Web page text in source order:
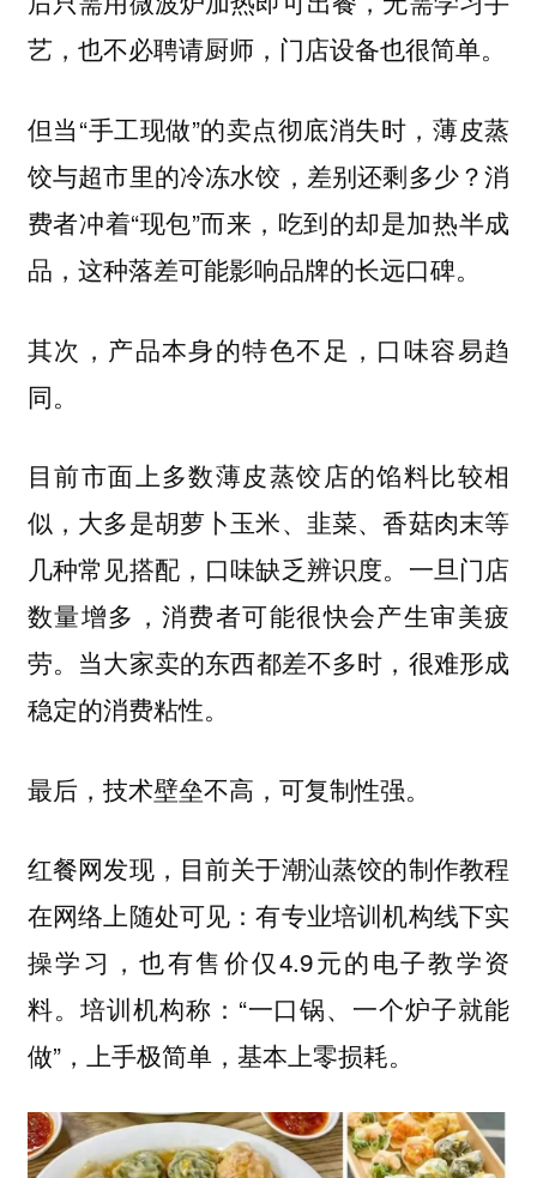
艺，也不必聘请厨师，门店设备也很简单。
但当“手工现做”的卖点彻底消失时，薄皮蒸
饺与超市里的冷冻水饺，差别还剩多少？消
费者冲着“现包”而来，吃到的却是加热半成
品，这种落差可能影响品牌的长远口碑。
其次，产品本身的特色不足，口味容易趋
同。
目前市面上多数薄皮蒸饺店的馅料比较相
似，大多是胡萝卜玉米、韭菜、香菇肉末等
几种常见搭配，口味缺乏辨识度。一旦门店
数量增多，消费者可能很快会产生审美疲
劳。 当大家卖的东西都差不多时，很难形成
稳定的消费粘性。
最后，技术壁垒不高，可复制性强。
红餐网发现，目前关于潮汕蒸饺的制作教程
在网络上随处可见：有专业培训机构线下实
操学习，也有售价仅4.9元的电子教学资
料。培训机构称：“一口锅、一个炉子就能
做”，上手极简单，基本上零损耗。